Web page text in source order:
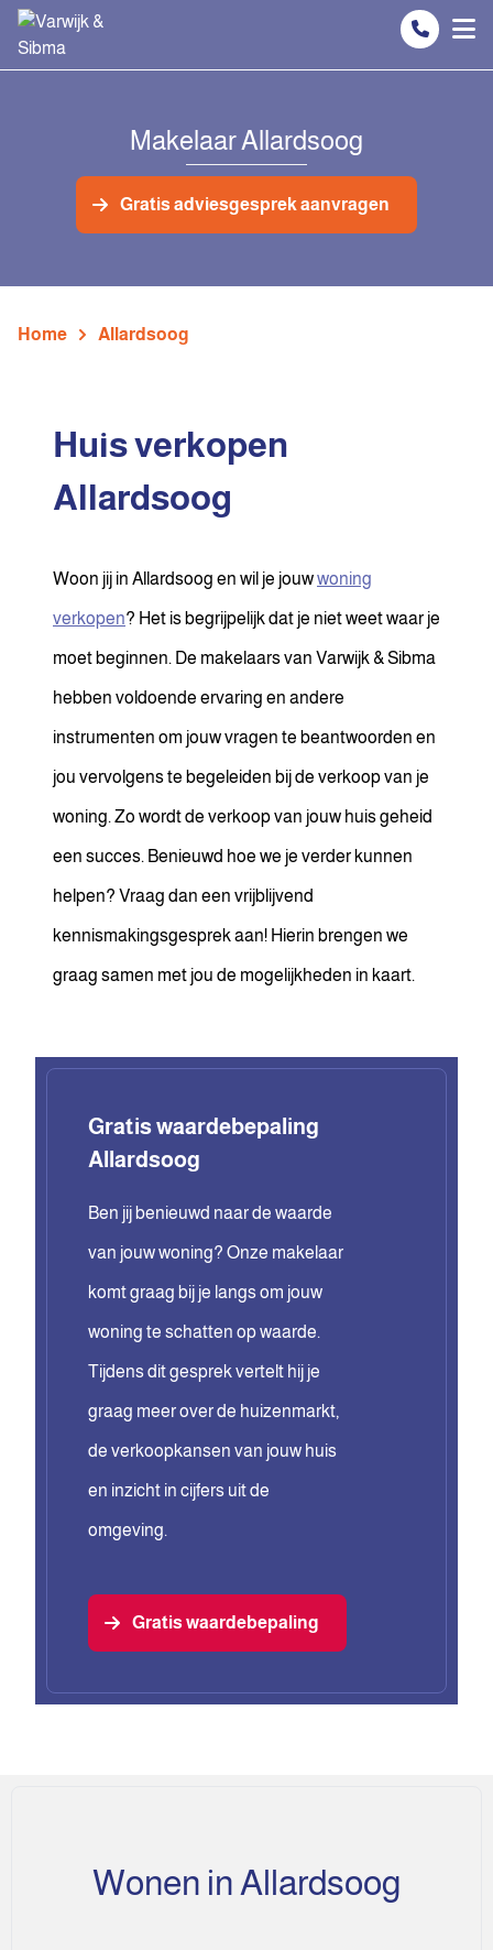
Spring naar inhoud
Makelaar Allardsoog
Gratis adviesgesprek aanvragen
Home Allardsoog
Huis verkopen
Allardsoog
Woon jij in Allardsoog en wil je jouwwoning
verkopen? Het is begrijpelijk dat je niet weet waar je
moet beginnen. De makelaars van Varwijk & Sibma
hebben voldoende ervaring en andere
instrumenten om jouw vragen te beantwoorden en
jou vervolgens te begeleiden bij de verkoop van je
woning. Zo wordt de verkoop van jouw huis geheid
een succes. Benieuwd hoe we je verder kunnen
helpen? Vraag dan een vrijblijvend
kennismakingsgesprek aan! Hierin brengen we
graag samen met jou de mogelijkheden in kaart.
Gratis waardebepaling
Allardsoog
Ben jij benieuwd naar de waarde
van jouw woning? Onze makelaar
komt graag bij je langs om jouw
woning te schatten op waarde.
Tijdens dit gesprek vertelt hij je
graag meer over de huizenmarkt,
de verkoopkansen van jouw huis
en inzicht in cijfers uit de
omgeving.
Gratis waardebepaling
Wonen in Allardsoog